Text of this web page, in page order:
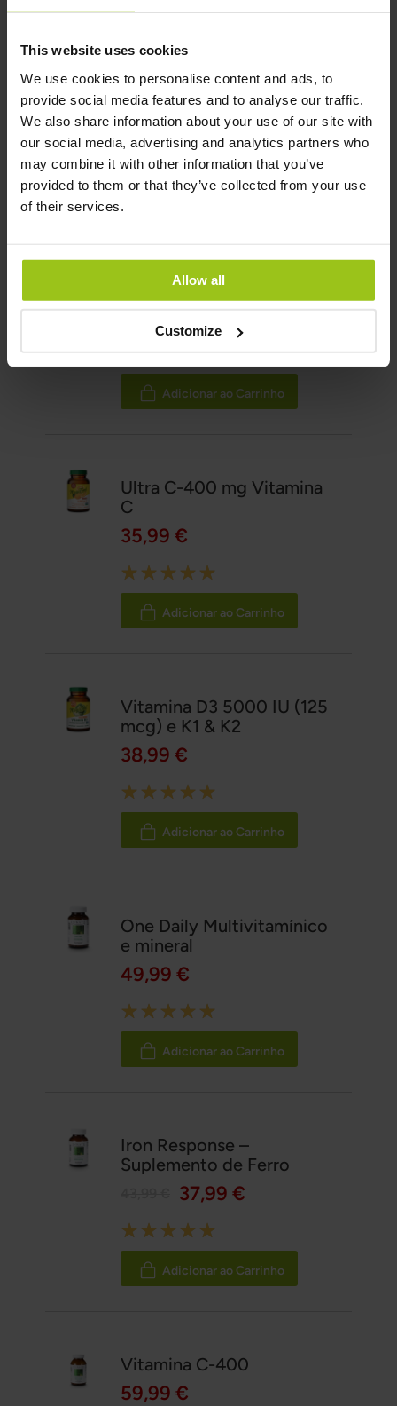
This website uses cookies
We use cookies to personalise content and ads, to
provide social media features and to analyse our traffic.
We also share information about your use of our site with
our social media, advertising and analytics partners who
may combine it with other information that you’ve
provided to them or that they’ve collected from your use
of their services.
Allow all
Customize
Produtos Relacionados
Balanced B Complex –
Vitaminas B
34,99 €
Rating:
100%
24,99 €
Adicionar ao Carrinho
Ultra C-400 mg Vitamina
C
35,99 €
Rating:
100%
Adicionar ao Carrinho
Vitamina D3 5000 IU (125
mcg) e K1 & K2
38,99 €
Rating:
100%
Adicionar ao Carrinho
One Daily Multivitamínico
e mineral
49,99 €
Rating:
100%
Adicionar ao Carrinho
Iron Response –
Suplemento de Ferro
37,99 €
Rating:
100%
Adicionar ao Carrinho
Vitamina C-400
59,99 €